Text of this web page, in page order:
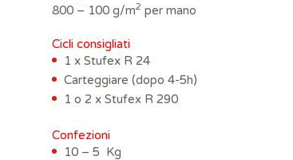
800 – 100 g/m2 per mano
Cicli consigliati
1 x Stufex R 24
Carteggiare (dopo 4-5h)
1 o 2 x Stufex R 290
Confezioni
10 – 5 Kg